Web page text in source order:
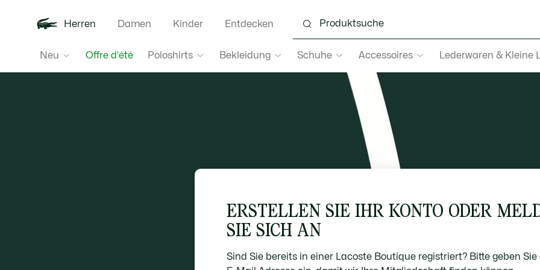
Herren
Neu Offre d'été Poloshirts Bekleidung Schuhe Accessoires Lederwaren & Kleine
Damen Kinder Entdecken
ERSTELLEN SIE IHR KONTO ODER
SIE SICH AN
Sind Sie bereits in einer Lacoste Boutique registriert? Bitte geben Sie